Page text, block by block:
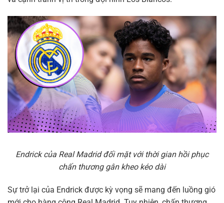
Endrick của Real Madrid đối mặt với thời gian hồi phục
chấn thương gân kheo kéo dài
Sự trở lại của Endrick được kỳ vọng sẽ mang đến luồng gió